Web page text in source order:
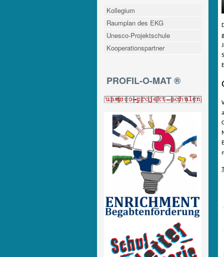
Kollegium
Raumplan des EKG
Unesco-Projektschule
Kooperationspartner
PROFIL-O-MAT ®